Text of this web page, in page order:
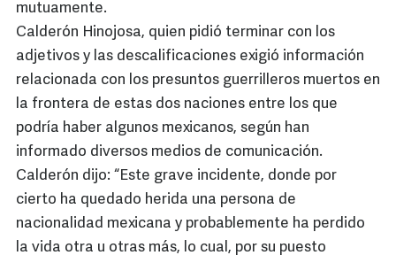
mutuamente.
Calderón Hinojosa, quien pidió terminar con los
adjetivos y las descalificaciones exigió información
relacionada con los presuntos guerrilleros muertos en
la frontera de estas dos naciones entre los que
podría haber algunos mexicanos, según han
informado diversos medios de comunicación.
Calderón dijo: “Este grave incidente, donde por
cierto ha quedado herida una persona de
nacionalidad mexicana y probablemente ha perdido
la vida otra u otras más, lo cual, por su puesto